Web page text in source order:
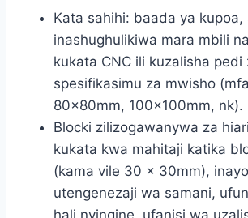
Kata sahihi: baada ya
inashughulikiwa mara mbili
kukata CNC ili kuzalisha pedi
spesifikasimu za mwisho
80×80mm, 100×100mm, nk).
Blocki zilizogawanywa za
kukata kwa mahitaji katika
(kama vile 30 × 30mm),
utengenezaji wa samani,
hali nyingine, ufanisi wa